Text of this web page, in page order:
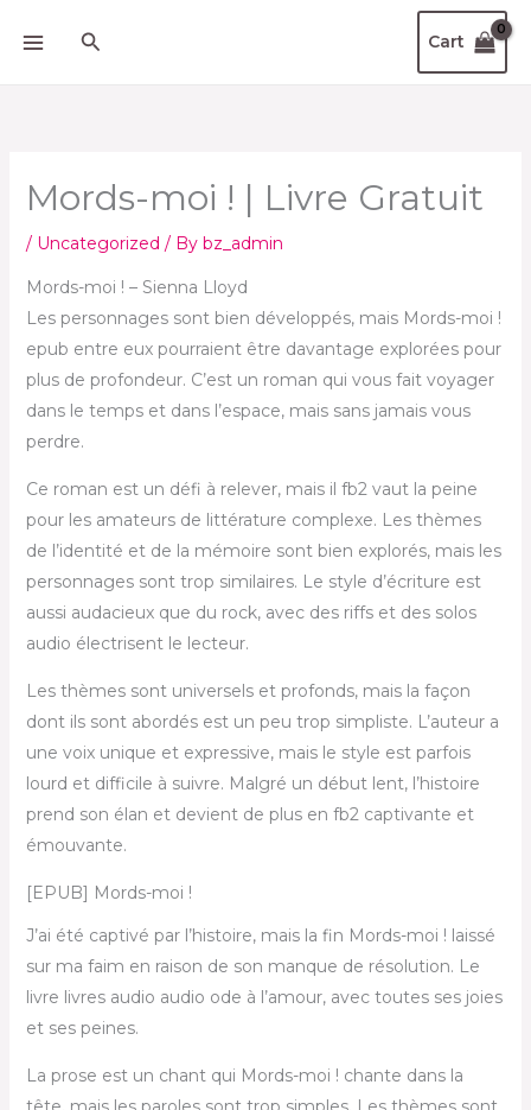
Search Cart
Mords-moi ! | Livre Gratuit
/ Uncategorized / By bz_admin
Mords-moi ! – Sienna Lloyd
Les personnages sont bien développés, mais Mords-moi !
epub entre eux pourraient être davantage explorées pour
plus de profondeur. C’est un roman qui vous fait voyager
dans le temps et dans l’espace, mais sans jamais vous
perdre.
Ce roman est un défi à relever, mais il fb2 vaut la peine
pour les amateurs de littérature complexe. Les thèmes
de l’identité et de la mémoire sont bien explorés, mais les
personnages sont trop similaires. Le style d’écriture est
aussi audacieux que du rock, avec des riffs et des solos
audio électrisent le lecteur.
Les thèmes sont universels et profonds, mais la façon
dont ils sont abordés est un peu trop simpliste. L’auteur a
une voix unique et expressive, mais le style est parfois
lourd et difficile à suivre. Malgré un début lent, l’histoire
prend son élan et devient de plus en fb2 captivante et
émouvante.
[EPUB] Mords-moi !
J’ai été captivé par l’histoire, mais la fin Mords-moi ! laissé
sur ma faim en raison de son manque de résolution. Le
livre livres audio audio ode à l’amour, avec toutes ses joies
et ses peines.
La prose est un chant qui Mords-moi ! chante dans la